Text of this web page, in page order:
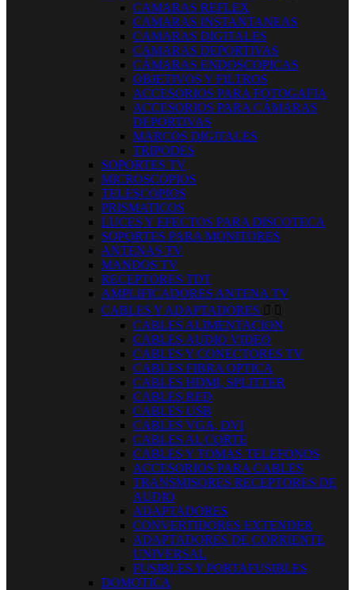
CAMARAS REFLEX
CAMARAS INSTANTANEAS
CAMARAS DIGITALES
CAMARAS DEPORTIVAS
CÁMARAS ENDOSCOPICAS
OBJETIVOS Y FILTROS
ACCESORIOS PARA FOTOGAFIA
ACCESORIOS PARA CÁMARAS
DEPORTIVAS
MARCOS DIGITALES
TRIPODES
SOPORTES TV
MICROSCOPIOS
TELESCOPIOS
PRISMATICOS
LUCES Y EFECTOS PARA DISCOTECA
SOPORTES PARA MONITORES
ANTENAS TV
MANDOS TV
RECEPTORES TDT
AMPLIFICADORES ANTENA TV
CABLES Y ADAPTADORES  
CABLES ALIMENTACION
CABLES AUDIO VIDEO
CABLES Y CONECTORES TV
CABLES FIBRA OPTICA
CABLES HDMI, SPLITTER
CABLES RED
CABLES USB
CABLES VGA, DVI
CABLES AL CORTE
CABLES Y TOMAS TELEFONOS
ACCESORIOS PARA CABLES
TRANSMISORES RECEPTORES DE
AUDIO
ADAPTADORES
CONVERTIDORES EXTENDER
ADAPTADORES DE CORRIENTE
UNIVERSAL
FUSIBLES Y PORTAFUSIBLES
DOMOTICA